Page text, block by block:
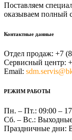
Поставляем
оказываем полный
Контактные данные
Отдел продаж: +7
Сервисный центр:
Email:
РЕЖИМ РАБОТЫ
Пн. – Пт.: 09:00 –
Сб. – Вс.:
Праздничные дни: